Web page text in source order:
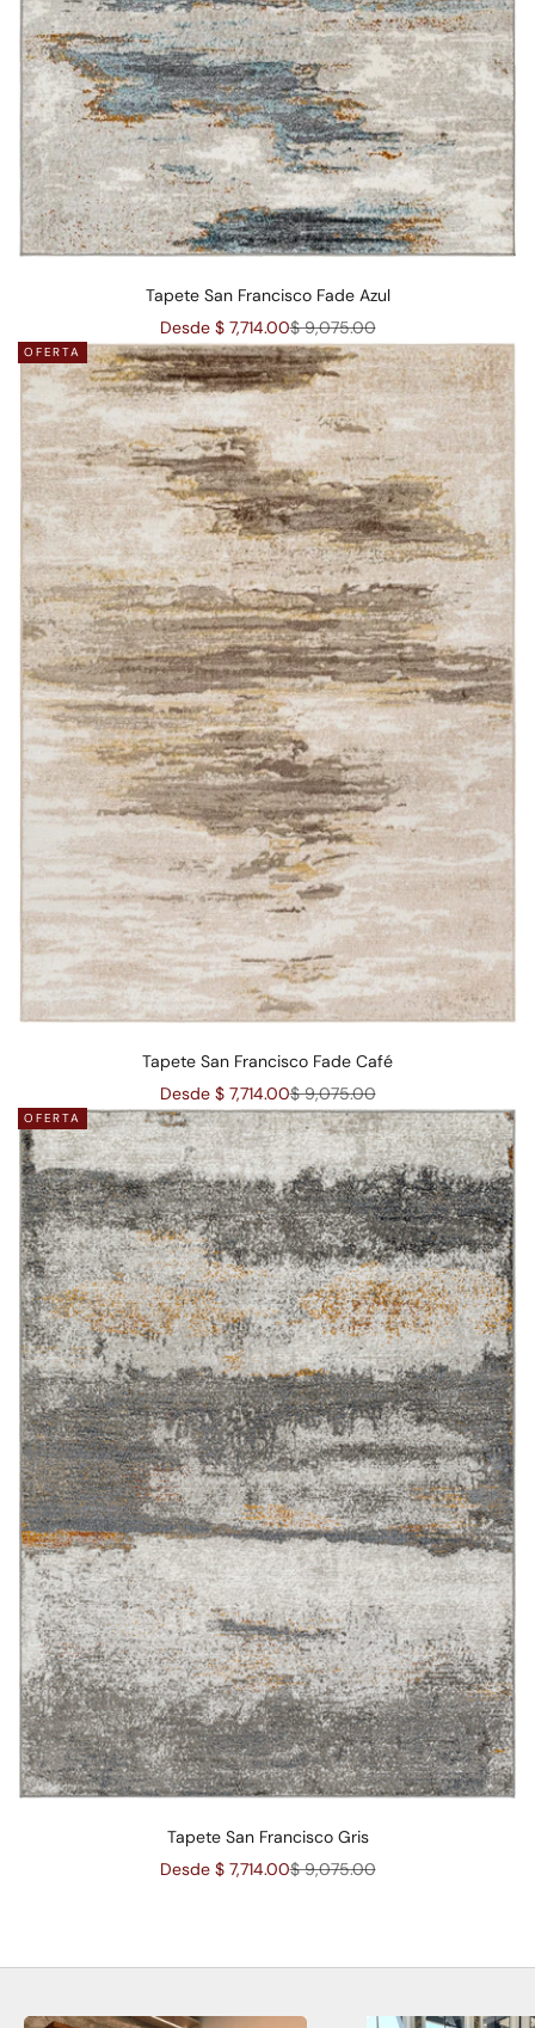
Tapete San Francisco Fade Azul
Precio de oferta
Desde $ 7,714.00Precio normal
$ 9,075.00
OFERTA
Tapete San Francisco Fade Café
Precio de oferta
Desde $ 7,714.00Precio normal
$ 9,075.00
OFERTA
Tapete San Francisco Gris
Precio de oferta
Desde $ 7,714.00Precio normal
$ 9,075.00